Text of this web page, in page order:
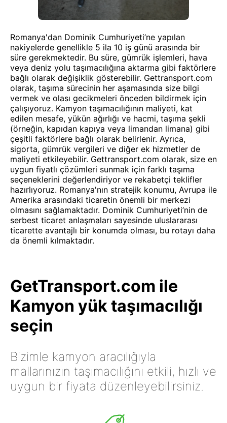
Romanya'dan Dominik Cumhuriyeti’ne yapılan
nakiyelerde genellikle 5 ila 10 iş günü arasında bir
süre gerekmektedir. Bu süre, gümrük işlemleri, hava
veya deniz yolu taşımacılığına aktarma gibi faktörlere
bağlı olarak değişiklik gösterebilir. Gettransport.com
olarak, taşıma sürecinin her aşamasında size bilgi
vermek ve olası gecikmeleri önceden bildirmek için
çalışıyoruz. Kamyon taşımacılığının maliyeti, kat
edilen mesafe, yükün ağırlığı ve hacmi, taşıma şekli
(örneğin, kapıdan kapıya veya limandan limana) gibi
çeşitli faktörlere bağlı olarak belirlenir. Ayrıca,
sigorta, gümrük vergileri ve diğer ek hizmetler de
maliyeti etkileyebilir. Gettransport.com olarak, size en
uygun fiyatlı çözümleri sunmak için farklı taşıma
seçeneklerini değerlendiriyor ve rekabetçi teklifler
hazırlıyoruz. Romanya'nın stratejik konumu, Avrupa ile
Amerika arasındaki ticaretin önemli bir merkezi
olmasını sağlamaktadır. Dominik Cumhuriyeti’nin de
serbest ticaret anlaşmaları sayesinde uluslararası
ticarette avantajlı bir konumda olması, bu rotayı daha
da önemli kılmaktadır.
GetTransport.com ile
Kamyon yük taşımacılığı
seçin
Bizimle kamyon aracılığıyla
mallarınızın taşımacılığını etkili, hızlı ve
uygun bir fiyata düzenleyebilirsiniz.